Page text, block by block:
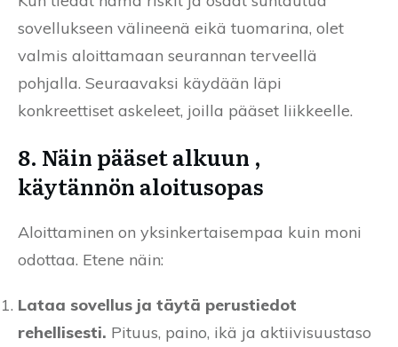
sovellukseen välineenä eikä tuomarina, olet
valmis aloittamaan seurannan terveellä
pohjalla. Seuraavaksi käydään läpi
konkreettiset askeleet, joilla pääset liikkeelle.
8. Näin pääset alkuun ,
käytännön aloitusopas
Aloittaminen on yksinkertaisempaa kuin moni
odottaa. Etene näin:
Lataa sovellus ja täytä perustiedot
rehellisesti. Pituus, paino, ikä ja aktiivisuustaso